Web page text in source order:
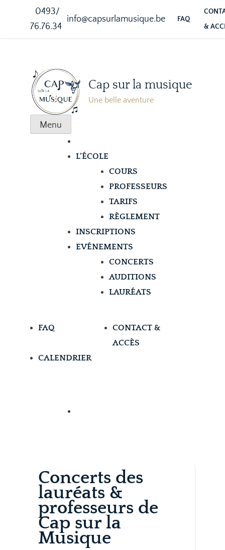
0493/
76.76.34
info@capsurlamusique.be FAQ
&
Cap sur la musique
Une belle aventure
Menu
L’ÉCOLE
COURS
PROFESSEURS
TARIFS
RÈGLEMENT
INSCRIPTIONS
EVÉNEMENTS
CONCERTS
AUDITIONS
LAURÉATS
FAQ
CONTACT &
ACCÈS
CALENDRIER
Concerts des
lauréats &
professeurs de
Cap sur la
Musique